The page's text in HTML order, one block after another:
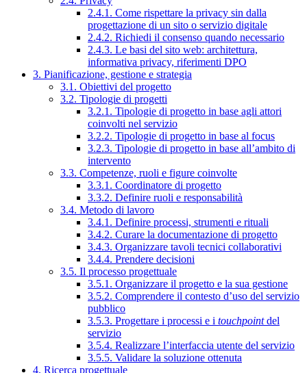
2.4.1. Come rispettare la privacy sin dalla
progettazione di un sito o servizio digitale
2.4.2. Richiedi il consenso quando necessario
2.4.3. Le basi del sito web: architettura,
informativa privacy, riferimenti DPO
3. Pianificazione, gestione e strategia
3.1. Obiettivi del progetto
3.2. Tipologie di progetti
3.2.1. Tipologie di progetto in base agli attori
coinvolti nel servizio
3.2.2. Tipologie di progetto in base al focus
3.2.3. Tipologie di progetto in base all’ambito di
intervento
3.3. Competenze, ruoli e figure coinvolte
3.3.1. Coordinatore di progetto
3.3.2. Definire ruoli e responsabilità
3.4. Metodo di lavoro
3.4.1. Definire processi, strumenti e rituali
3.4.2. Curare la documentazione di progetto
3.4.3. Organizzare tavoli tecnici collaborativi
3.4.4. Prendere decisioni
3.5. Il processo progettuale
3.5.1. Organizzare il progetto e la sua gestione
3.5.2. Comprendere il contesto d’uso del servizio
pubblico
3.5.3. Progettare i processi e i touchpointdel
servizio
3.5.4. Realizzare l’interfaccia utente del servizio
3.5.5. Validare la soluzione ottenuta
4. Ricerca progettuale